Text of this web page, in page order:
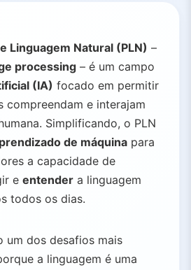
Linguagem Natural (PLN) –
processing – é um campo
(IA) focado em permitir
compreendam e interajam
Simplificando, o PLN
de máquina para
a capacidade de
e entender a linguagem
todos os dias.
um dos desafios mais
a linguagem é uma